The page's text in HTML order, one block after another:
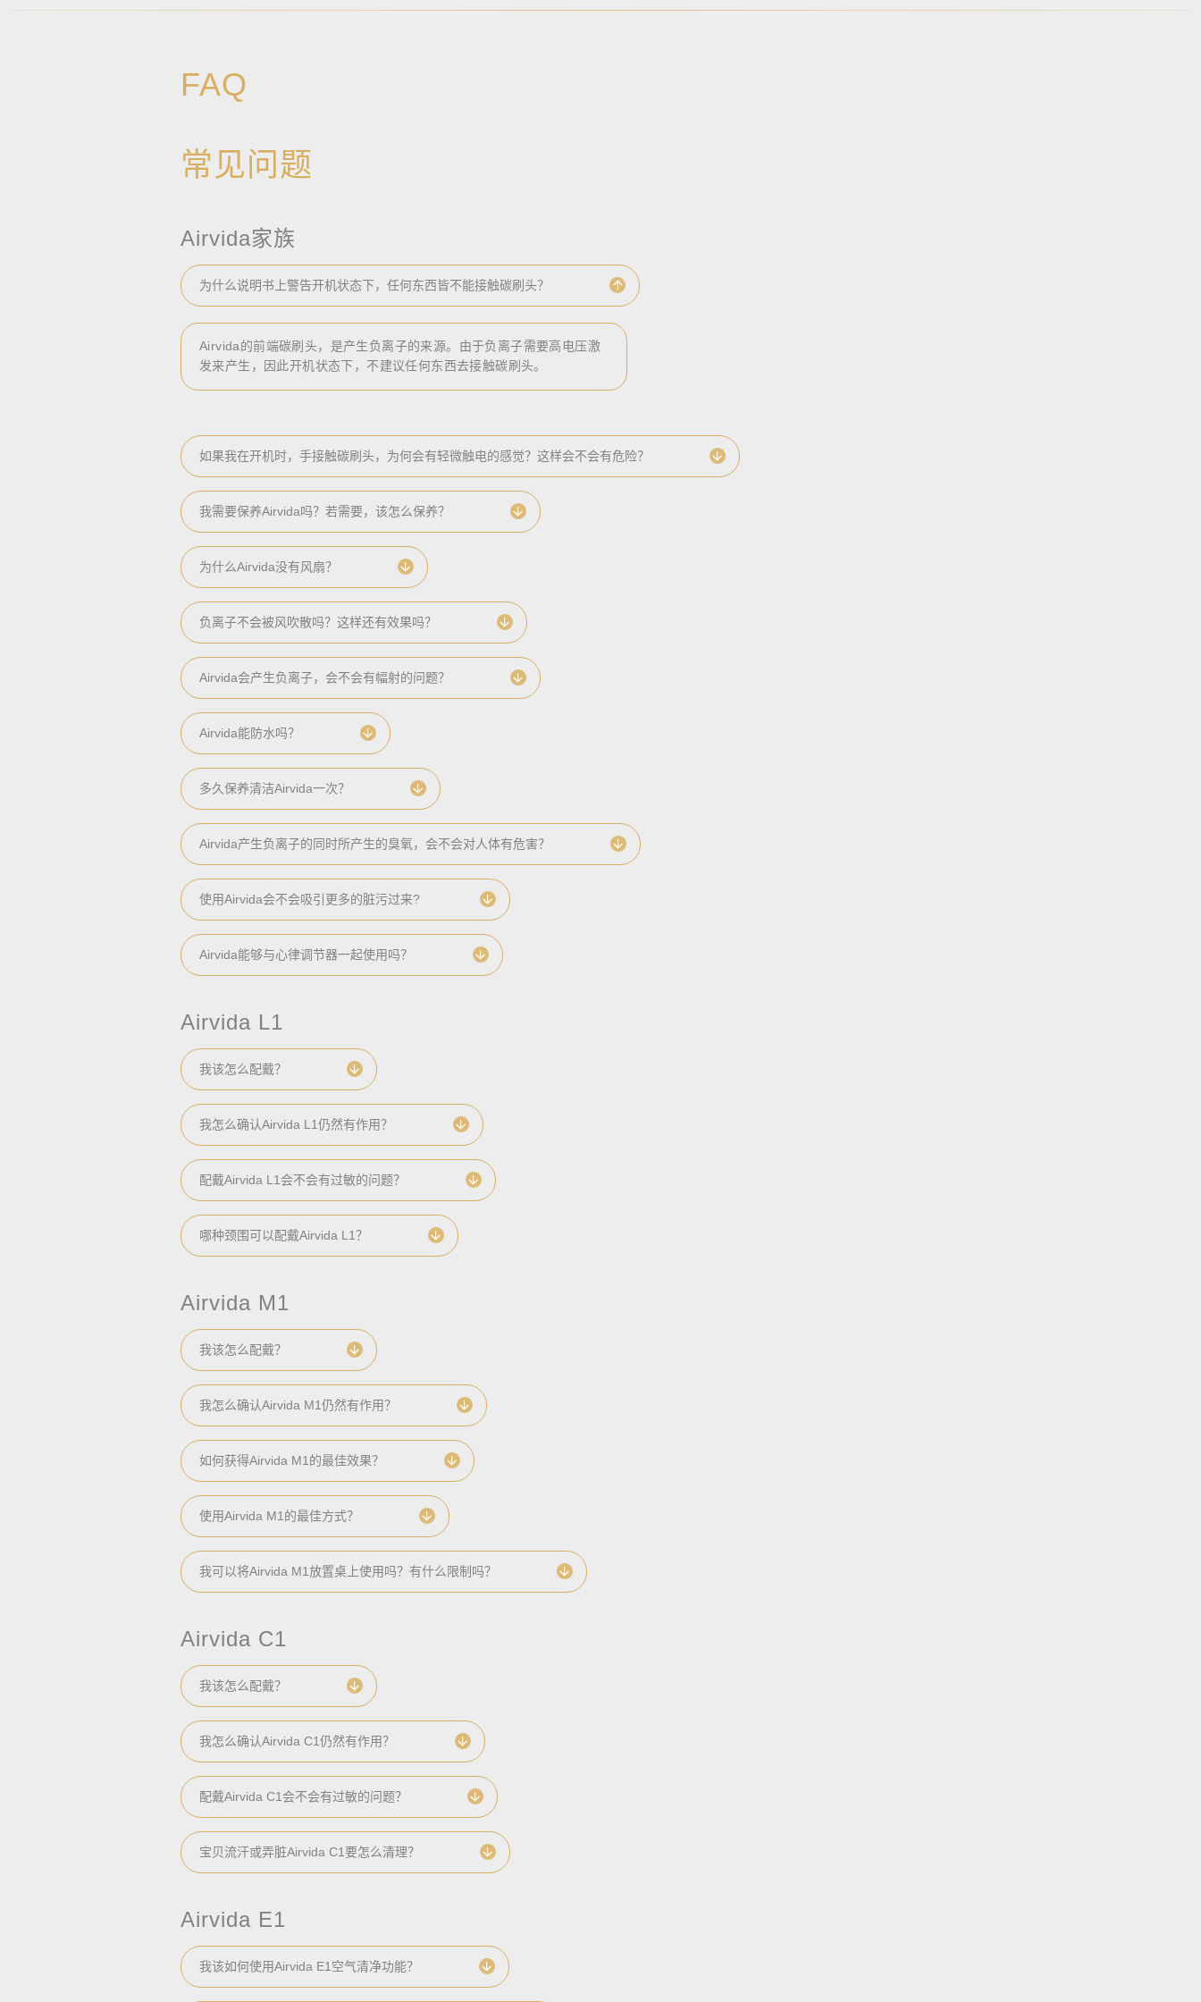
FAQ
常见问题
Airvida家族
为什么说明书上警告开机状态下，任何东西皆不能接触碳刷头？
Airvida的前端碳刷头，是产生负离子的来源。由于负离子需要高电压激
发来产生，因此开机状态下，不建议任何东西去接触碳刷头。
如果我在开机时，手接触碳刷头，为何会有轻微触电的感觉？这样会不会有危险？
我需要保养Airvida吗？若需要，该怎么保养？
为什么Airvida没有风扇？
负离子不会被风吹散吗？这样还有效果吗？
Airvida会产生负离子，会不会有幅射的问题？
Airvida能防水吗？
多久保养清洁Airvida一次？
Airvida产生负离子的同时所产生的臭氧，会不会对人体有危害？
使用Airvida会不会吸引更多的脏污过来?
Airvida能够与心律调节器一起使用吗？
Airvida L1
我该怎么配戴？
我怎么确认Airvida L1仍然有作用？
配戴Airvida L1会不会有过敏的问题？
哪种颈围可以配戴Airvida L1？
Airvida M1
我该怎么配戴？
我怎么确认Airvida M1仍然有作用？
如何获得Airvida M1的最佳效果？
使用Airvida M1的最佳方式？
我可以将Airvida M1放置桌上使用吗？有什么限制吗？
Airvida C1
我该怎么配戴？
我怎么确认Airvida C1仍然有作用？
配戴Airvida C1会不会有过敏的问题？
宝贝流汗或弄脏Airvida C1要怎么清理？
Airvida E1
我该如何使用Airvida E1空气清净功能？